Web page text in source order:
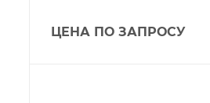
ЦЕНА ПО ЗАПРОСУ